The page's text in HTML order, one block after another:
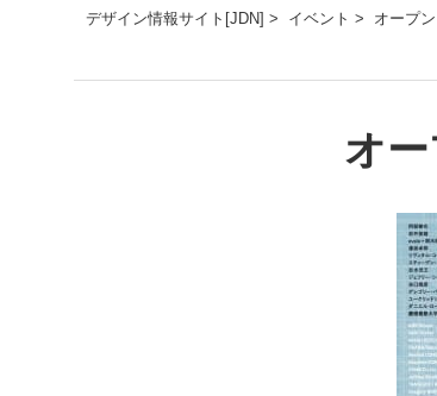
デザイン情報サイト[JDN] > イベント > オープ
オ